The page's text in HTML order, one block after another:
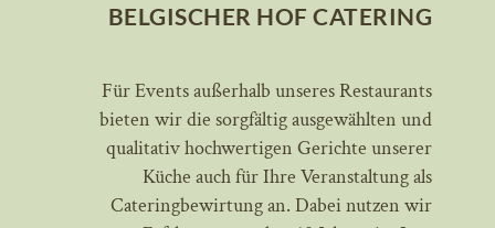
BELGISCHER HOF CATERING
Für Events außerhalb unseres Restaurants
bieten wir die sorgfältig ausgewählten und
qualitativ hochwertigen Gerichte unserer
Küche auch für Ihre Veranstaltung als
Cateringbewirtung an. Dabei nutzen wir